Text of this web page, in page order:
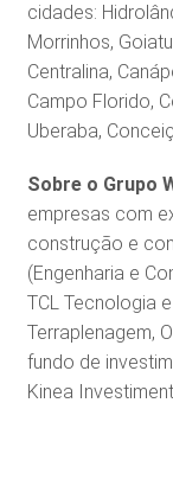
cidades:
Morrinhos,
Centralina,
Campo Florido,
Uberaba,
Sobre o Grupo
empresas com
construção e
(Engenharia e
TCL Tecnologia
Terraplenagem,
fundo de
Kinea